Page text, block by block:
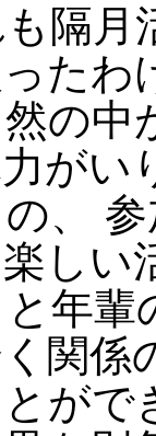
隔
たわ
の中
がい
、
しい
年輩
関係
がで